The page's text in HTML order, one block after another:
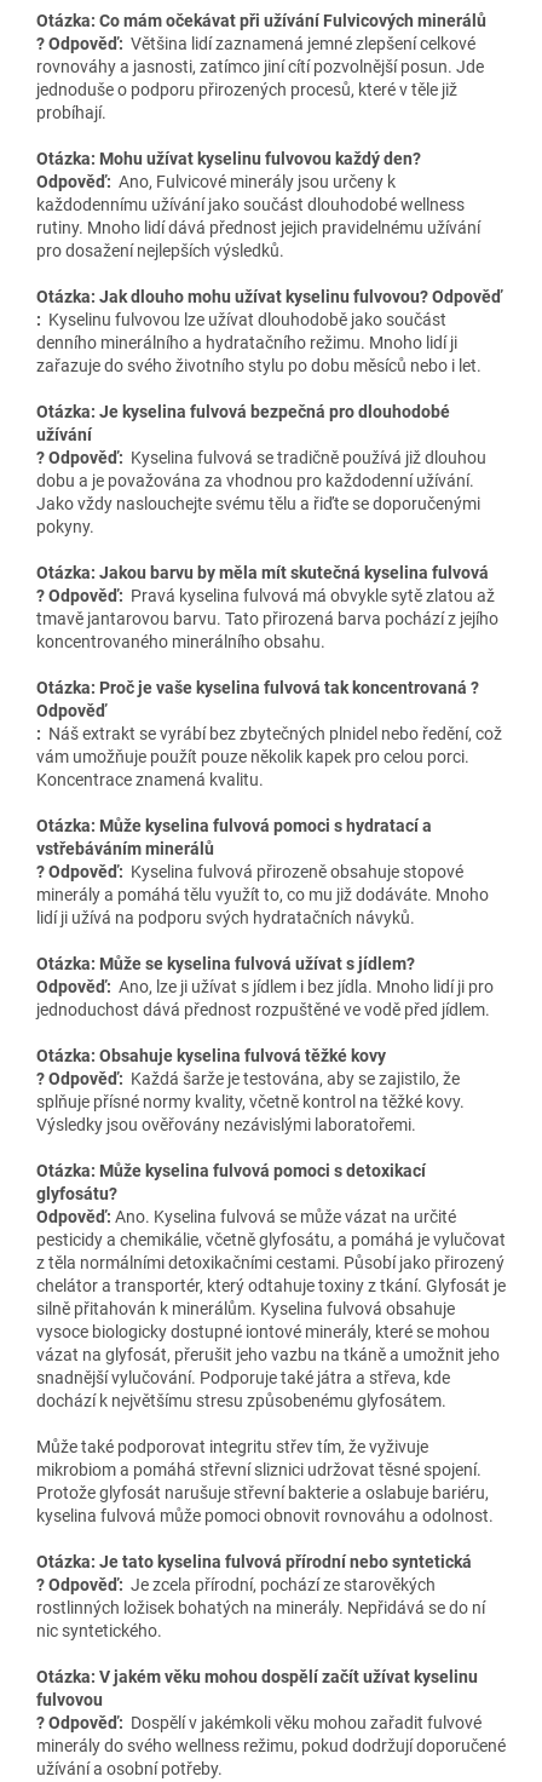
Otázka: Co mám očekávat při užívání Fulvicových minerálů
? Odpověď: Většina lidí zaznamená jemné zlepšení celkové
rovnováhy a jasnosti, zatímco jiní cítí pozvolnější posun. Jde
jednoduše o podporu přirozených procesů, které v těle již
probíhají.
Otázka: Mohu užívat kyselinu fulvovou každý den?
Odpověď: Ano, Fulvicové minerály jsou určeny k
každodennímu užívání jako součást dlouhodobé wellness
rutiny. Mnoho lidí dává přednost jejich pravidelnému užívání
pro dosažení nejlepších výsledků.
Otázka: Jak dlouho mohu užívat kyselinu fulvovou? Odpověď
: Kyselinu fulvovou lze užívat dlouhodobě jako součást
denního minerálního a hydratačního režimu. Mnoho lidí ji
zařazuje do svého životního stylu po dobu měsíců nebo i let.
Otázka: Je kyselina fulvová bezpečná pro dlouhodobé
užívání
? Odpověď: Kyselina fulvová se tradičně používá již dlouhou
dobu a je považována za vhodnou pro každodenní užívání.
Jako vždy naslouchejte svému tělu a řiďte se doporučenými
pokyny.
Otázka: Jakou barvu by měla mít skutečná kyselina fulvová
? Odpověď: Pravá kyselina fulvová má obvykle sytě zlatou až
tmavě jantarovou barvu. Tato přirozená barva pochází z jejího
koncentrovaného minerálního obsahu.
Otázka: Proč je vaše kyselina fulvová tak koncentrovaná ?
Odpověď
: Náš extrakt se vyrábí bez zbytečných plnidel nebo ředění, což
vám umožňuje použít pouze několik kapek pro celou porci.
Koncentrace znamená kvalitu.
Otázka: Může kyselina fulvová pomoci s hydratací a
vstřebáváním minerálů
? Odpověď: Kyselina fulvová přirozeně obsahuje stopové
minerály a pomáhá tělu využít to, co mu již dodáváte. Mnoho
lidí ji užívá na podporu svých hydratačních návyků.
Otázka: Může se kyselina fulvová užívat s jídlem?
Odpověď: Ano, lze ji užívat s jídlem i bez jídla. Mnoho lidí ji pro
jednoduchost dává přednost rozpuštěné ve vodě před jídlem.
Otázka: Obsahuje kyselina fulvová těžké kovy
? Odpověď: Každá šarže je testována, aby se zajistilo, že
splňuje přísné normy kvality, včetně kontrol na těžké kovy.
Výsledky jsou ověřovány nezávislými laboratořemi.
Otázka: Může kyselina fulvová pomoci s detoxikací
glyfosátu?
Odpověď: Ano. Kyselina fulvová se může vázat na určité
pesticidy a chemikálie, včetně glyfosátu, a pomáhá je vylučovat
z těla normálními detoxikačními cestami. Působí jako přirozený
chelátor a transportér, který odtahuje toxiny z tkání. Glyfosát je
silně přitahován k minerálům. Kyselina fulvová obsahuje
vysoce biologicky dostupné iontové minerály, které se mohou
vázat na glyfosát, přerušit jeho vazbu na tkáně a umožnit jeho
snadnější vylučování. Podporuje také játra a střeva, kde
dochází k největšímu stresu způsobenému glyfosátem.
Může také podporovat integritu střev tím, že vyživuje
mikrobiom a pomáhá střevní sliznici udržovat těsné spojení.
Protože glyfosát narušuje střevní bakterie a oslabuje bariéru,
kyselina fulvová může pomoci obnovit rovnováhu a odolnost.
Otázka: Je tato kyselina fulvová přírodní nebo syntetická
? Odpověď: Je zcela přírodní, pochází ze starověkých
rostlinných ložisek bohatých na minerály. Nepřidává se do ní
nic syntetického.
Otázka: V jakém věku mohou dospělí začít užívat kyselinu
fulvovou
? Odpověď: Dospělí v jakémkoli věku mohou zařadit fulvové
minerály do svého wellness režimu, pokud dodržují doporučené
užívání a osobní potřeby.